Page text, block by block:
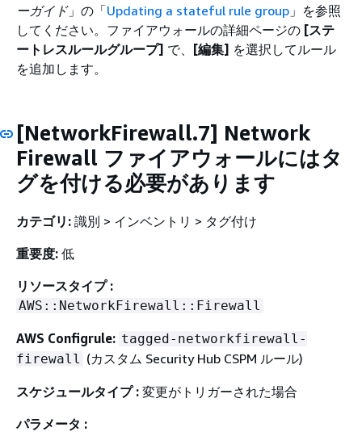
ーガイド」の「Updating a stateful rule group 」を参照
してください。ファイアウォールの詳細ページの [ステ
ートレスルールグループ] で、 [編集] を選択してルール
を追加します。
[NetworkFirewall.7] Network
Firewall ファイアウォールにはタ
グを付ける必要があります
カテゴリ: 識別 > インベントリ > タグ付け
重要度: 低
リソースタイプ :
AWS::NetworkFirewall::Firewall
AWS Configrule: tagged-networkfirewall-
firewall
(カスタム Security Hub CSPM ルール)
スケジュールタイプ : 変更がトリガーされた場合
パラメータ :